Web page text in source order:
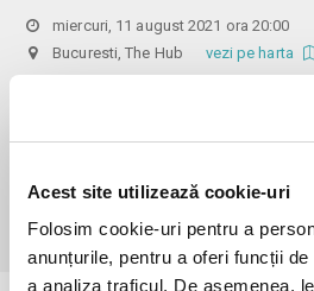
Acest site utilizează cookie-uri
Folosim cookie-uri pentru a
anunțurile, pentru a oferi funcții
a analiza traficul. De asemenea,
miercuri, 11 august 2021 ora 20:00
Bucuresti, The Hub vezi pe harta
În funcție de ora de începere,
oră / cu 40 minute mai devreme, fiind
Informații suplimentare, la nr. de telefon